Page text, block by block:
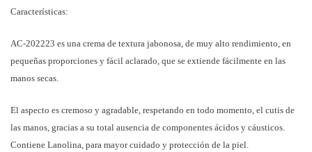
Características:
AC-202223 es una crema de textura jabonosa, de muy alto rendimiento, en
pequeñas proporciones y fácil aclarado, que se extiende fácilmente en las
manos secas.
El aspecto es cremoso y agradable, respetando en todo momento, el cutis de
las manos, gracias a su total ausencia de componentes ácidos y cáusticos.
Contiene Lanolina, para mayor cuidado y protección de la piel.